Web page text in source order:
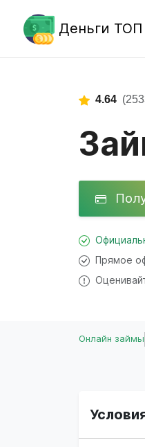
Деньги ТОП
4.64
Прямое
Онлайн займы